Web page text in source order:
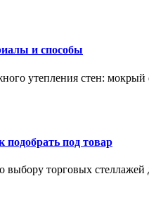
и способы
утепления стен:
под товар
выбору торговых